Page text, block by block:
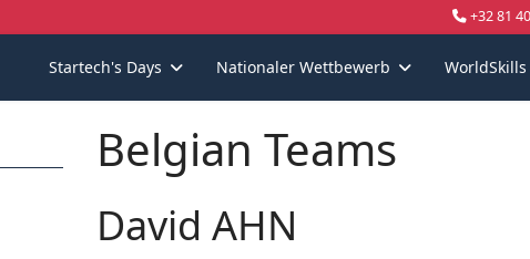
+32 81
Startech's Days Nationaler Wettbewerb
Belgian Teams
David AHN